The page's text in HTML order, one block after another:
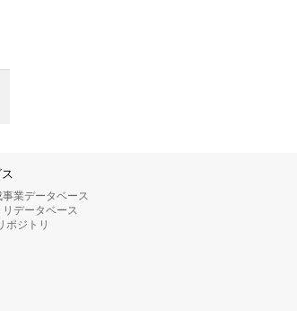
業データベース
リデータベース
ポジトリ